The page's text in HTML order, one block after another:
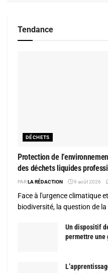
Tendance
DÉCHETS
Protection de
des déchets liquides
PARLA RÉDACTION 9 août 2026
Face à l'urgence climatique
biodiversité, la question de
Un dispositif
permettre